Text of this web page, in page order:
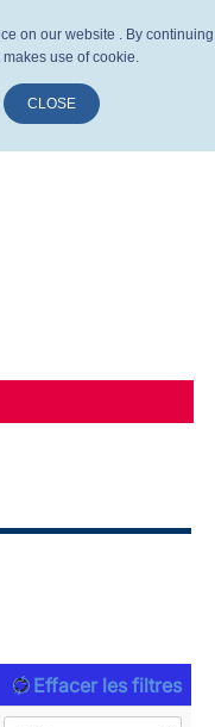
Effacer les filtres
on our website . By continuing
use of cookie.
CLOSE